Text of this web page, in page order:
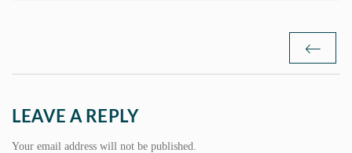
LEAVE A REPLY
Your email address will not be published.